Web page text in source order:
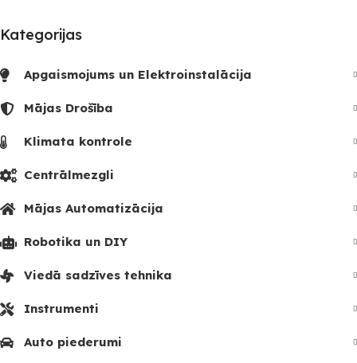
Kategorijas
Apgaismojums un Elektroinstalācija
Mājas Drošība
Klimata kontrole
Centrālmezgli
Mājas Automatizācija
Robotika un DIY
Viedā sadzīves tehnika
Instrumenti
Auto piederumi